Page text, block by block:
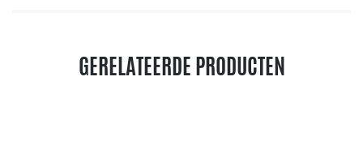
GERELATEERDE PRODUCTEN